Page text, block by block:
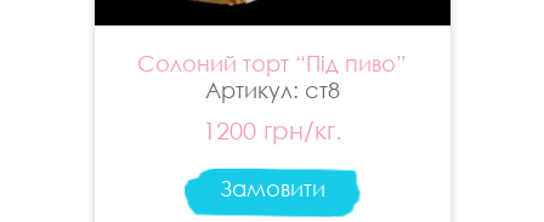
Солоний торт “Під пиво”
Артикул: ст8
1200 грн/кг.
Замовити